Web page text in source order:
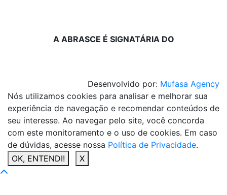
A ABRASCE É SIGNATÁRIA DO
Desenvolvido por: Mufasa Agency
Nós utilizamos cookies para analisar e melhorar sua
experiência de navegação e recomendar conteúdos de
seu interesse. Ao navegar pelo site, você concorda
com este monitoramento e o uso de cookies. Em caso
de dúvidas, acesse nossa Política de Privacidade.
OK, ENTENDI!
X